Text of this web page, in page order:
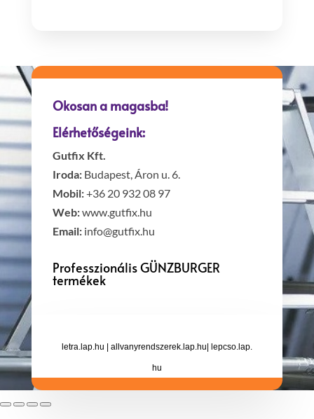
Okosan a magasba!
Elérhetőségeink:
Gutfix Kft.
Iroda:Budapest, Áron u. 6.
Mobil:+36 20 932 08 97
Web:www.gutfix.hu
Email: info@gutfix.hu
Professzionális GÜNZBURGER
termékek
letra.lap.hu allvanyrendszerek.lap.hu lepcso.lap.
hu